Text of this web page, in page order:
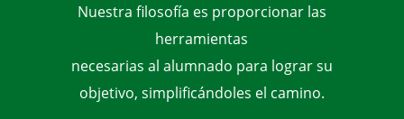
Nuestra filosofía es proporcionar las
herramientas
necesarias al alumnado para lograr su
objetivo, simplificándoles el camino.